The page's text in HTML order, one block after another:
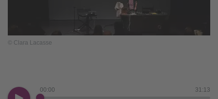
© Clara Lacasse
00:00 31:13